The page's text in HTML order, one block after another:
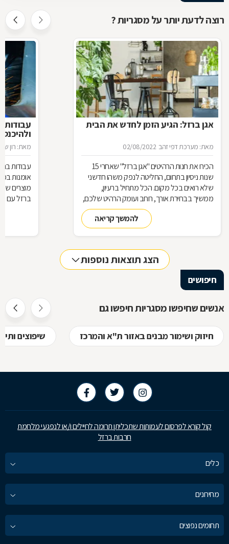
רוצה לדעת יותר על מסגריות ?
אגן ברזל: הגיע הזמן לחדש את הבית
מאת: מערכת דפי זהב 02/08/2022
הכירו את חנות הרהיטים ''אגן ברזל'' שאחרי 15
שנות ניסיון בתחום, החליטה לנפק משהו חדשני
שלא רואים בכל מקום. הכל מתחיל ברעיון,
ממשיך בבחירת אורך, רוחב ועומק הרהיט שלכם,
ממשיך בייצור מקורי ממיטב חומרי הגלם ומסתיים
ביצירת הפתרון המרשים והמעשי ביותר עבורכם
להמשך קריאה
עבודות
מאת: רון
עבודות
אומנות
מוצרים
ברזל עם
הצג תוצאות נוספות
חיפושים
אנשים שחיפשו מסגריות חיפשו גם
חיזוק ושימור מבנים באזור ת"א והמרכז שיפוצים
קול קורא לפרסום לעמותות שתכליתן תרומה לחיילים ו/או לנפגעי מלחמת
חרבות ברזל
כלים
מחירונים
תחומים נפוצים